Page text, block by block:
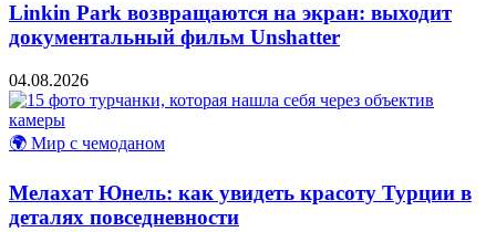
Linkin Park возвращаются на экран: выходит
документальный фильм Unshatter
04.08.2026
🌍 Мир с чемоданом
Мелахат Юнель: как увидеть красоту Турции в
деталях повседневности